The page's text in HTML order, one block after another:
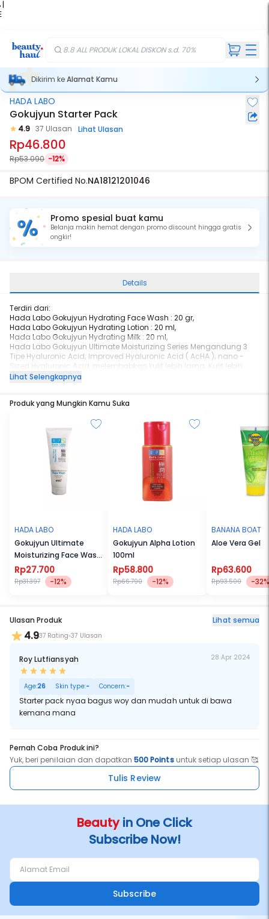
|
8.8 ALL PRODUK LOKAL DISKON s.d. 70%
Dikirim keAlamat Kamu
HADA LABO
Gokujyun Starter Pack
4.9 37 Ulasan Lihat Ulasan
Rp46.800
Rp53.090 -12%
BPOM Certified No.NA18121201046
Promo spesial buat kamu
Belanja makin hemat dengan promo discount hingga gratis
ongkir!
Details
Terdiri dari:
Hada Labo Gokujyun Hydrating Face Wash : 20 gr,
Hada Labo Gokujyun Hydrating Lotion : 20 ml,
Hada Labo Gokujyun Hydrating Milk : 20 ml,
Hada Labo Gokujyun Ultimate Moisturizing Series Mengandung 3
Tipe Hyaluronic Acid; Improved Hyaluronic Acid ( AcHA ); nano -
Sized Hyaluronic Acid, melembabkan kulit lebih lama. Kulit lebih
halus, lembut dan tetap elastis.
Lihat Selengkapnya
Produk yang Mungkin Kamu Suka
HADA LABO
Gokujyun Ultimate
Moisturizing Face Wash
50g
Rp27.700
Rp31.397 -12%
HADA LABO
Gokujyun Alpha Lotion
100ml
Rp58.800
Rp66.790 -12%
BANANA BOAT
Aloe Vera Gel
Rp63.600
Rp93.500 -32%
Ulasan Produk Lihat semua
4.937 Rating 37 Ulasan
Roy Lutfiansyah 28 Apr 2024
Age:26 Skin type:- Concern:-
Starter pack nyaa bagus woy dan mudah untuk di bawa
kemana mana
Pernah Coba Produk ini?
Yuk, beri penilaian dan dapatkan500 Pointsuntuk setiap ulasan 🥰
Tulis Review
Beautyin One Click
Subscribe Now!
Subscribe